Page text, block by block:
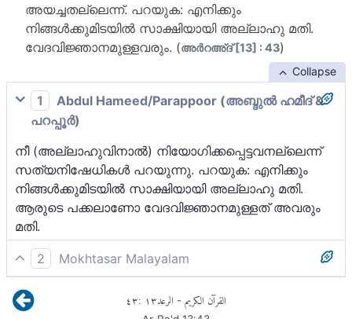
അയച്ചതല്ലെന്ന്. പറയുക: എനിക്കും
നിങ്ങള്‍ക്കുമിടയില്‍ സാക്ഷിയായി അല്ലാഹു മതി.
വേദവിജ്ഞാനമുള്ളവരും. (അര്‍റഅ്ദ് [13] : 43)
Collapse
1
Abdul Hameed/Parappoor (അബ്ദുല്‍ ഹമീദ് &
പറപ്പൂര്‍)
നീ (അല്ലാഹുവിനാൽ) നിയോഗിക്കപ്പെട്ടവനല്ലെന്ന്
സത്യനിഷേധികള്‍ പറയുന്നു. പറയുക: എനിക്കും
നിങ്ങള്‍ക്കുമിടയില്‍ സാക്ഷിയായി അല്ലാഹു മതി.
ആരുടെ പക്കലാണോ വേദവിജ്ഞാനമുള്ളത് അവരും
മതി.
2
Mokhtasar Malayalam
അല്ലാഹുവിൻ്റെ റസൂലേ! താങ്കൾ അല്ലാഹുവാൽ
നിയോഗിക്കപ്പെട്ടവനല്ലെന്ന് സത്യനിഷേധികൾ
القرآن الكريم - الرعد١٣ :٤٣